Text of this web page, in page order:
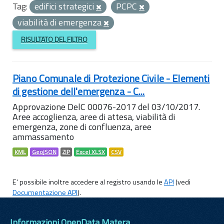
Tag: edifici strategici
PCPC
viabilità di emergenza
RISULTATO DEL FILTRO
Piano Comunale di Protezione Civile - Elementi
di gestione dell'emergenza - C...
Approvazione DelC 00076-2017 del 03/10/2017.
Aree accoglienza, aree di attesa, viabilità di
emergenza, zone di confluenza, aree
ammassamento
KML GeoJSON ZIP Excel XLSX CSV
E' possibile inoltre accedere al registro usando leAPI(vedi
Documentazione API).